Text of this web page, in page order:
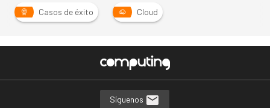
Casos de éxito Cloud
Síguenos